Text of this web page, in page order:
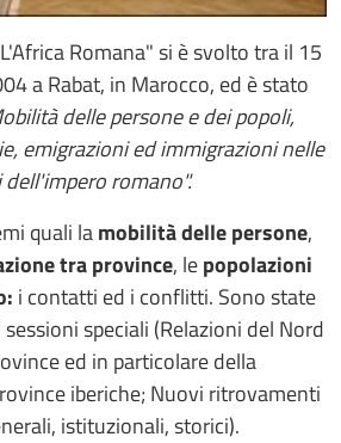
Romana" si è svolto tra il 15
a Rabat, in Marocco, ed è stato
delle persone e dei popoli,
emigrazioni ed immigrazioni nelle
romano".
quali lamobilità delle persone,
tra province, lepopolazioni
i contatti ed i conflitti. Sono state
speciali (Relazioni del Nord
ed in particolare della
iberiche; Nuovi ritrovamenti
istituzionali, storici).